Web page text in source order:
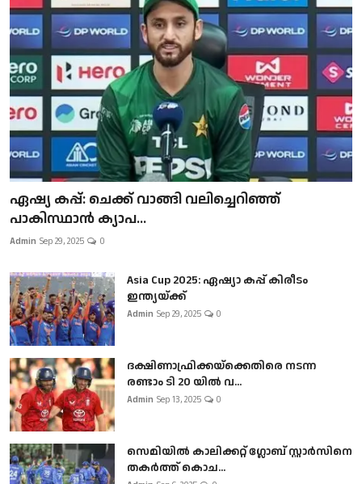
ഏഷ്യ കപ്പ്: ചെക്ക് വാങ്ങി വലിച്ചെറിഞ്ഞ്
പാകിസ്ഥാൻ ക്യാപ...
Admin Sep 29, 2025 0
Asia Cup 2025: ഏഷ്യാ കപ്പ് കിരീടം
ഇന്ത്യയ്ക്ക്
Admin Sep 29, 2025 0
ദക്ഷിണാഫ്രിക്കയ്‌ക്കെതിരെ നടന്ന
രണ്ടാം ടി 20 യിൽ വ...
Admin Sep 13, 2025 0
സെമിയിൽ കാലിക്കറ്റ് ഗ്ലോബ് സ്റ്റാർസിനെ
തകർത്ത് കൊച...